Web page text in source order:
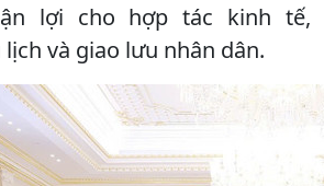
lợi cho hợp tác kinh tế,
và giao lưu nhân dân.